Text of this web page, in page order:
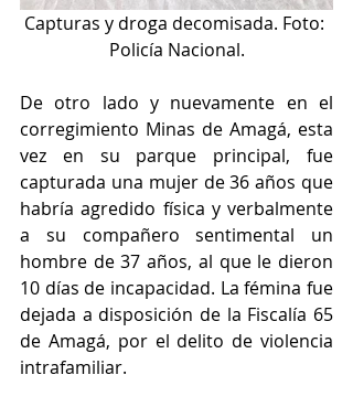
Capturas y droga decomisada. Foto:
Policía Nacional.
De otro lado y nuevamente en el
corregimiento Minas de Amagá, esta
vez en su parque principal, fue
capturada una mujer de 36 años que
habría agredido física y verbalmente
a su compañero sentimental un
hombre de 37 años, al que le dieron
10 días de incapacidad. La fémina fue
dejada a disposición de la Fiscalía 65
de Amagá, por el delito de violencia
intrafamiliar.